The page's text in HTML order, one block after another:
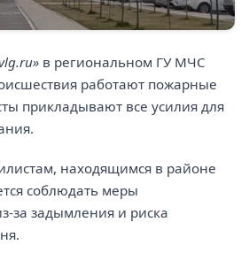
в региональном ГУ МЧС
работают пожарные
прикладывают все усилия для
находящимся в районе
соблюдать меры
за задымления и риска